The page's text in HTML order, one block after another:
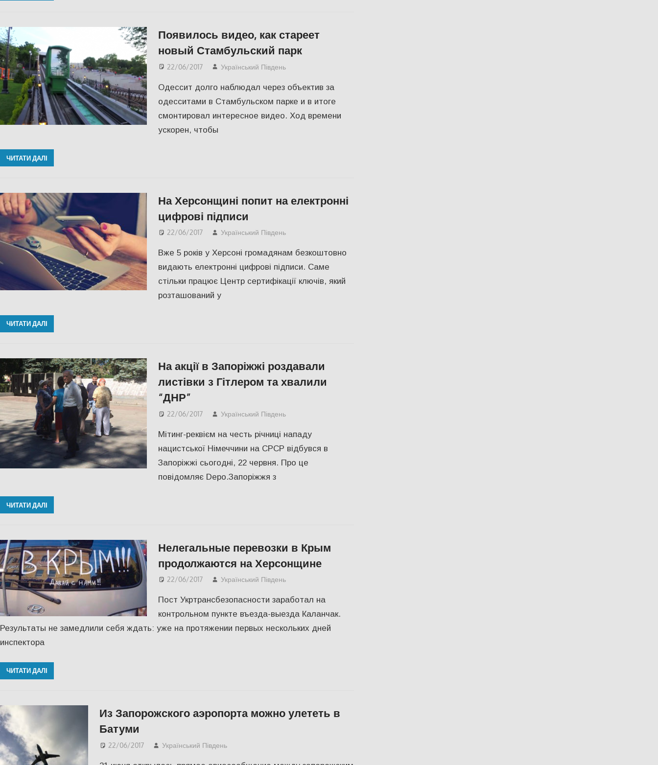
Появилось видео, как стареет
новый Стамбульский парк
22/06/2017 Український Південь
Одессит долго наблюдал через объектив за
одесситами в Стамбульском парке и в итоге
смонтировал интересное видео. Ход времени
ускорен, чтобы
ЧИТАТИ ДАЛІ
На Херсонщині попит на електронні
цифрові підписи
22/06/2017 Український Південь
Вже 5 років у Херсоні громадянам безкоштовно
видають електронні цифрові підписи. Саме
стільки працює Центр сертифікації ключів, який
розташований у
ЧИТАТИ ДАЛІ
На акції в Запоріжжі роздавали
листівки з Гітлером та хвалили
“ДНР”
22/06/2017 Український Південь
Мітинг-реквієм на честь річниці нападу
нацистської Німеччини на СРСР відбувся в
Запоріжжі сьогодні, 22 червня. Про це
повідомляє Depo.Запоріжжя з
ЧИТАТИ ДАЛІ
Нелегальные перевозки в Крым
продолжаются на Херсонщине
22/06/2017 Український Південь
Пост Укртрансбезопасности заработал на
контрольном пункте въезда-выезда Каланчак.
Результаты не замедлили себя ждать: уже на протяжении первых нескольких дней
инспектора
ЧИТАТИ ДАЛІ
Из Запорожского аэропорта можно улететь в
Батуми
22/06/2017 Український Південь